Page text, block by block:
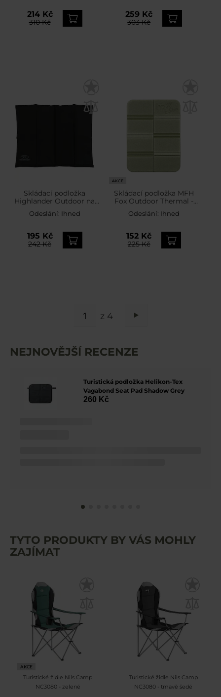
214 Kč
310 Kč
259 Kč
303 Kč
Skládací podložka
Highlander Outdoor na
sezení - Black
Odeslání: Ihned
195 Kč
242 Kč
AKCE
Skládací podložka MFH
Fox Outdoor Thermal -
Olive
Odeslání: Ihned
152 Kč
225 Kč
z 4
NEJNOVĚJŠÍ RECENZE
Turistická podložka Helikon-Tex
Vagabond Seat Pad Shadow Grey
260 Kč
TYTO PRODUKTY BY VÁS MOHLY
ZAJÍMAT
AKCE
Turistické židle Nils Camp
NC3080 - zelené
Turistické židle Nils Camp
NC3080 - tmavě šedé